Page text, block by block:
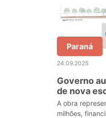
Paraná
24.09.2025
Governo
de nova
Araucária
A obra
milhões,